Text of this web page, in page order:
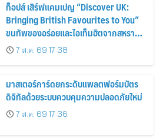
ท็อปส์ เสิร์ฟแคมเปญ “Discover UK:
Bringing British Favourites to You”
ขนทัพของอร่อยและไอเท็มฮิตจากสหราช
อาณาจักร ส่งตรงถึงมือตั้งแต่วันนี้ – 18
สิงหาคมนี้
7 ส.ค. 69 17:38
มาสเตอร์การ์ดยกระดับแพลตฟอร์มบัตร
ดิจิทัลด้วยระบบควบคุมความปลอดภัยใหม่
7 ส.ค. 69 17:36